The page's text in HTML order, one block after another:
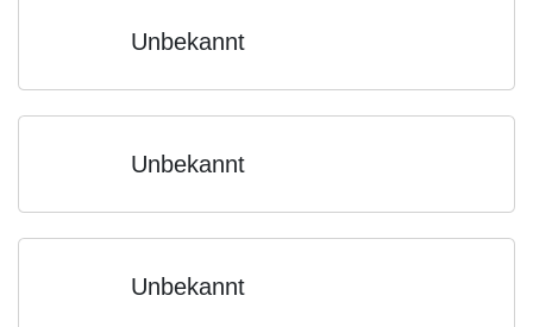
Unbekannt
Unbekannt
Unbekannt